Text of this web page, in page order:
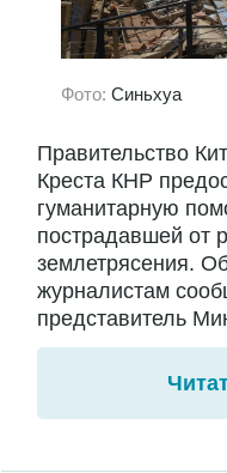
Фото: Синьхуа
Правительство
Креста КНР
гуманитарную
пострадавшей от
землетрясения.
журналистам
представитель